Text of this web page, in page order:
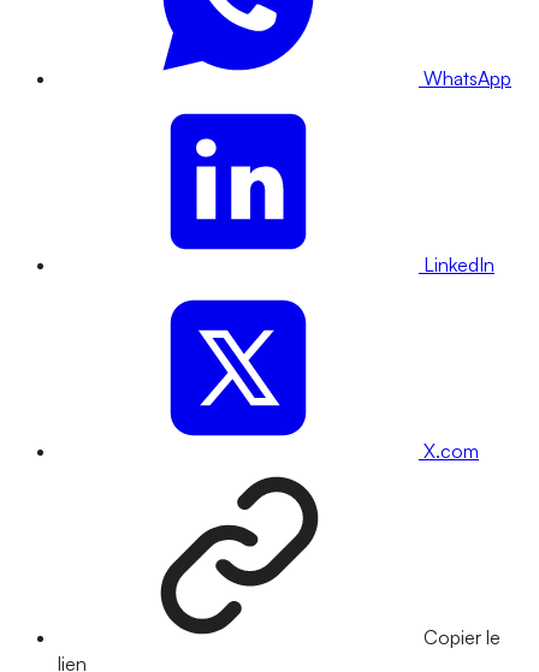
WhatsApp
LinkedIn
X.com
Copier le
lien